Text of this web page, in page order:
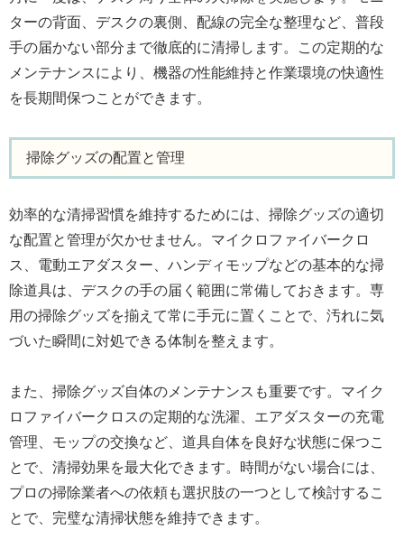
ターの背面、デスクの裏側、配線の完全な整理など、普段
手の届かない部分まで徹底的に清掃します。この定期的な
メンテナンスにより、機器の性能維持と作業環境の快適性
を長期間保つことができます。
掃除グッズの配置と管理
効率的な清掃習慣を維持するためには、掃除グッズの適切
な配置と管理が欠かせません。マイクロファイバークロ
ス、電動エアダスター、ハンディモップなどの基本的な掃
除道具は、デスクの手の届く範囲に常備しておきます。専
用の掃除グッズを揃えて常に手元に置くことで、汚れに気
づいた瞬間に対処できる体制を整えます。
また、掃除グッズ自体のメンテナンスも重要です。マイク
ロファイバークロスの定期的な洗濯、エアダスターの充電
管理、モップの交換など、道具自体を良好な状態に保つこ
とで、清掃効果を最大化できます。時間がない場合には、
プロの掃除業者への依頼も選択肢の一つとして検討するこ
とで、完璧な清掃状態を維持できます。